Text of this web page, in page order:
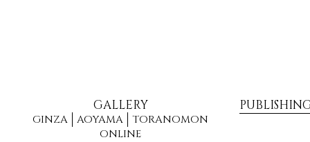
GALLERY
GINZA AOYAMA
TORANOMON
ONLINE